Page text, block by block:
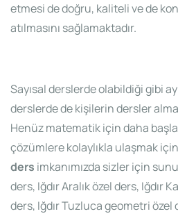
etmesi de doğru, kaliteli ve de
atılmasını sağlamaktadır.
Sayısal derslerde olabildiği gibi
derslerde de kişilerin dersler
Henüz matematik için daha
çözümlere kolaylıkla ulaşmak için
ders imkanımızda sizler için
ders, Iğdır Aralık özel ders, Iğdır
ders, Iğdır Tuzluca geometri özel